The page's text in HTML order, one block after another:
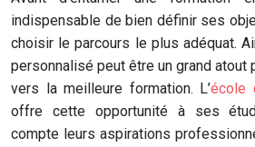
indispensable de bien définir ses
choisir le parcours le plus adéquat.
personnalisé peut être un grand atout
vers la meilleure formation. L’école
offre cette opportunité à ses
compte leurs aspirations